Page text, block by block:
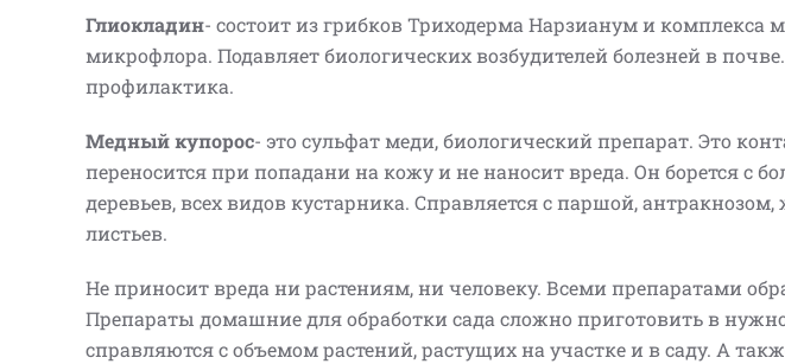
Глиокладин- состоит из грибков Триходерма Нарзианум и комплекса
микрофлора. Подавляет биологических возбудителей болезней в
профилактика.
Медный купорос- это сульфат меди, биологический препарат. Это
переносится при попадани на кожу и не наносит вреда. Он борется с
деревьев, всех видов кустарника. Справляется с паршой,
листьев.
Не приносит вреда ни растениям, ни человеку. Всеми препаратами
Препараты домашние для обработки сада сложно приготовить в
справляются с объемом растений, растущих на участке и в саду. А